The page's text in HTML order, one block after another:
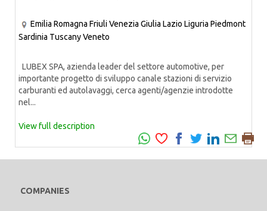
Emilia Romagna Friuli Venezia Giulia Lazio Liguria Piedmont
Sardinia TuscanyVeneto
LUBEX SPA, azienda leader del settore automotive, per
importante progetto di sviluppo canale stazioni di servizio
carburanti ed autolavaggi, cerca agenti/agenzie introdotte
nel...
View full description
COMPANIES